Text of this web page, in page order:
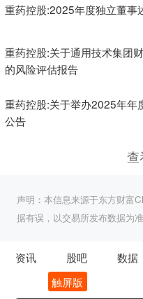
重药控股:2025年度独立董事
重药控股:关于通用技术集团
的风险评估报告
重药控股:关于举办2025年年
公告
查
声明：本信息来源于东方财富
据有误，以交易所发布数据为
资讯 股吧 数据
触屏版